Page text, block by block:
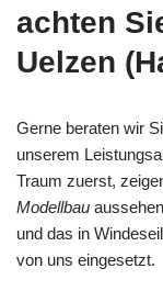
achten
Uelzen
Gerne beraten wir
unserem
Traum zuerst,
Modellbau
und das in
von uns eingesetzt.